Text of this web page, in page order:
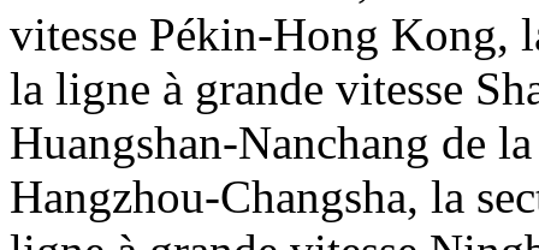
vitesse Pékin-Hong Kong,
la ligne à grande vitesse
Huangshan-Nanchang de
Hangzhou-Changsha, la